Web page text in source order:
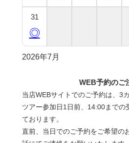
WEB予約のご
当店WEBサイトでのご予約は、3
ツアー参加日1日前、14:00までの
ております。
直前、当日でのご予約をご希望の
31
◎
2026年7月